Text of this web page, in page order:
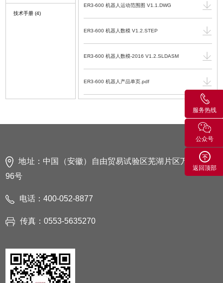
技术手册 (4)
ER3-600 机器人运动范围图 V1.1.DWG
ER3-600 机器人数模 V1.2.STEP
ER3-600 机器人数模-2016 V1.2.SLDASM
ER3-600 机器人产品单页.pdf
EC2-C型控制柜电气使用维护手册 V1.2.4.PDF.pdf
地址：中国（安徽）自由贸易试验区芜湖片区万春东路
96号
电话：400-052-8877
传真：0553-5635270
服务热线
公众号
返回顶部